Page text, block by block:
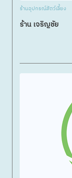
ร้านอุปกรณ์สัตว์เลี้ยง
ร้าน เจริญชัย